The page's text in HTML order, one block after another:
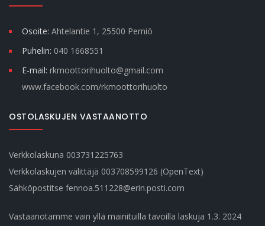
Osoite: Ahtelantie 1, 25500 Perniö
Puhelin: 040 1668551
E-mail: rkmoottorihuolto@gmail.com
www.facebook.com/rkmoottorihuolto
OSTOLASKUJEN VASTAANOTTO
Verkkolaskuna 003731225763
Verkkolaskujen välittäjä 003708599126 (OpenText)
Sähköpostitse fennoa.511228@erin.posti.com
Vastaanotamme vain yllä mainituilla tavoilla laskuja 1.3. 2024